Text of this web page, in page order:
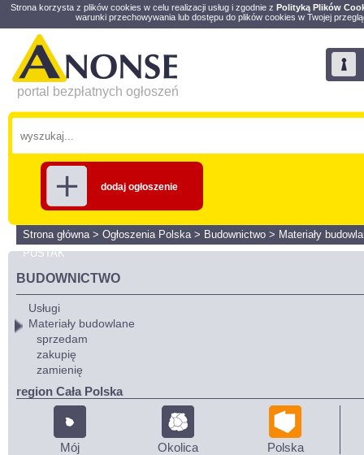
Strona korzysta z plików cookies w celu realizacji usług i zgodnie z Polityką Plików
warunki przechowywania lub dostępu do plików cookies w Twojej
portal bezpłatnych ogłoszeń
dodaj ogłoszenie
Strona główna> Ogłoszenia Polska> Budownictwo > Materiały
PUSTAK
BUDOWNICTWO
Usługi
Materiały budowlane
sprzedam
zakupię
zamienię
region Cała Polska
Mój Okolica Polska